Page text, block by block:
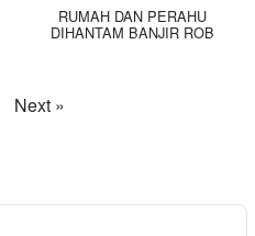
RUMAH DAN PERAHU
DIHANTAM BANJIR ROB
Next »